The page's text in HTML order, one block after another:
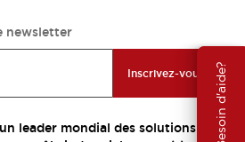
Besoin d'aide?
newsletter
Inscrivez-vous
leader mondial des solutions